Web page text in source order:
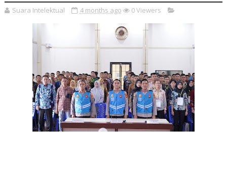
Suara Intelektual 4 months ago 0Viewers